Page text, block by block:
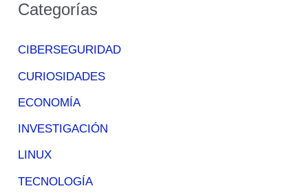
Categorías
CIBERSEGURIDAD
CURIOSIDADES
ECONOMÍA
INVESTIGACIÓN
LINUX
TECNOLOGÍA